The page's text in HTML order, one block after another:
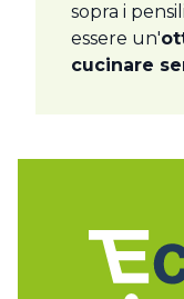
sopra i
essere un'
cucinare